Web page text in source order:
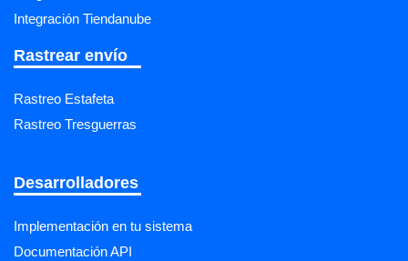
Integración Tiendanube
Rastrear envío
Rastreo Estafeta
Rastreo Tresguerras
Desarrolladores
Implementación en tu sistema
Documentación API